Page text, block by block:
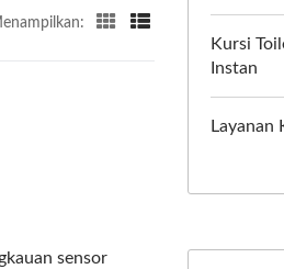
sensor
Kursi
Instan
Layanan